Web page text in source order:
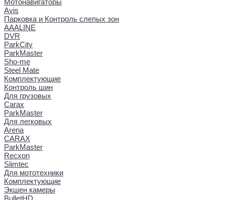
Avis
Парковка и Контроль слепых зон
AAALINE
DVR
ParkCity
ParkMaster
Sho-me
Steel Mate
Комплектующие
Контроль шин
Для грузовых
Carax
ParkMaster
Для легковых
Arena
CARAX
ParkMaster
Recxon
Slimtec
Для мототехники
Комплектующие
Экшен камеры
BulletHD